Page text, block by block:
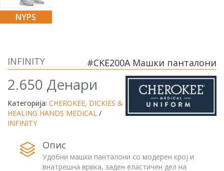
NYPS
INFINITY #CKE200A Машки панталони
2.650 Денари
Категорија: CHEROKEE, DICKIES &
HEALING HANDS MEDICAL /
INFINITY
Опис
Удобни машки панталони со модерен крој и
внатрешна врвка, заден еластичен дел на